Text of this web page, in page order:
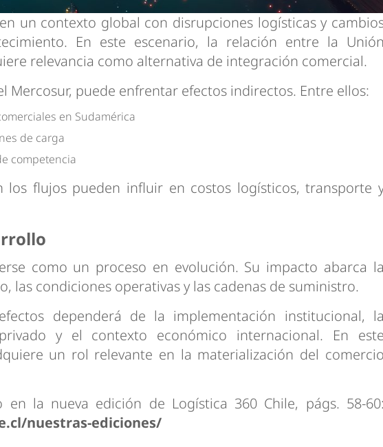
un contexto global con disrupciones logísticas y
En este escenario, la relación entre la
relevancia como alternativa de integración comercial.
Mercosur, puede enfrentar efectos indirectos. Entre ellos:
en Sudamérica
de carga
competencia
los flujos pueden influir en costos logísticos, transporte
como un proceso en evolución. Su impacto abarca
las condiciones operativas y las cadenas de suministro.
dependerá de la implementación institucional,
y el contexto económico internacional. En
un rol relevante en la materialización del
la nueva edición de Logística 360 Chile, págs. 58-
nuestras-ediciones/